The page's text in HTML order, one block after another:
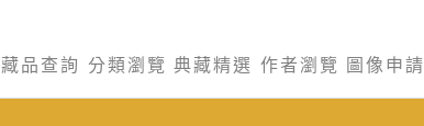
藏品查詢 分類瀏覽 典藏精選 作者瀏覽 圖像申請